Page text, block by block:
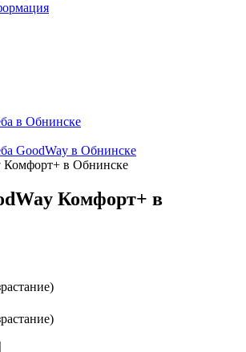
в Обнинске
GoodWay в Обнинске
Комфорт+ в Обнинске
Комфорт+ в